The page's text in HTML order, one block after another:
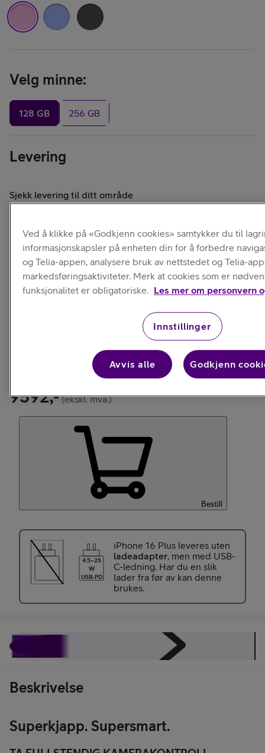
Velg minne:
128 GB 256 GB
Levering
Sjekk levering til ditt område
Klikk og Hent er tilgjengelig
i 30 butikker
9592,- (ekskl. mva.)
Bestill
4.5–25
W
USB-PD
iPhone 16 Plus leveres uten
ladeadapter, men med USB-
C-ledning. Har du en slik
lader fra før av kan denne
brukes.
Energimerking
Beskrivelse
Superkjapp. Supersmart.
Ved å klikke på «Godkjenn cookies» samtykker du til
informasjonskapsler på enheten din for å forbedre
og Telia-appen, analysere bruk av nettstedet og Telia-
markedsføringsaktiviteter. Merk at cookies som er
funksjonalitet er obligatoriske. Les mer om personvern
Innstillinger
Avvis alle Godkjenn